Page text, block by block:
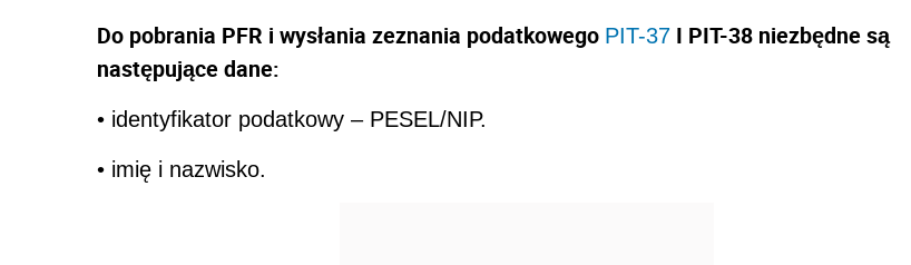
Do pobrania PFR i wysłania zeznania podatkowego PIT-37 I PIT-38 niezbędne są
następujące dane:
• identyfikator podatkowy – PESEL/NIP.
• imię i nazwisko.